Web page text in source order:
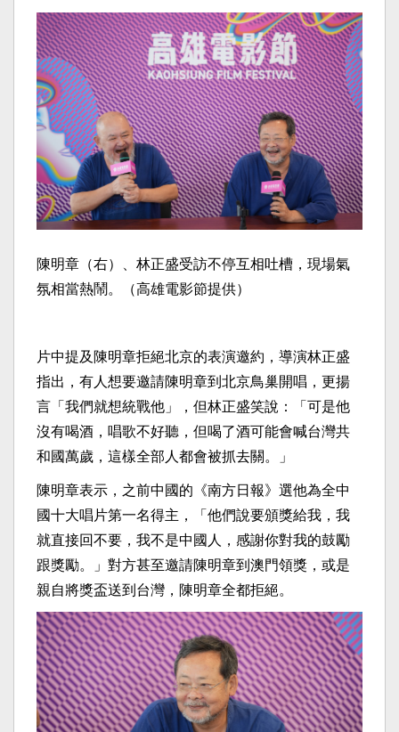
陳明章（右）、林正盛受訪不停互相吐槽，現場氣
氛相當熱鬧。（高雄電影節提供）
片中提及陳明章拒絕北京的表演邀約，導演林正盛
指出，有人想要邀請陳明章到北京鳥巢開唱，更揚
言「我們就想統戰他」，但林正盛笑說：「可是他
沒有喝酒，唱歌不好聽，但喝了酒可能會喊台灣共
和國萬歲，這樣全部人都會被抓去關。」
陳明章表示，之前中國的《南方日報》選他為全中
國十大唱片第一名得主，「他們說要頒獎給我，我
就直接回不要，我不是中國人，感謝你對我的鼓勵
跟獎勵。」對方甚至邀請陳明章到澳門領獎，或是
親自將獎盃送到台灣，陳明章全都拒絕。